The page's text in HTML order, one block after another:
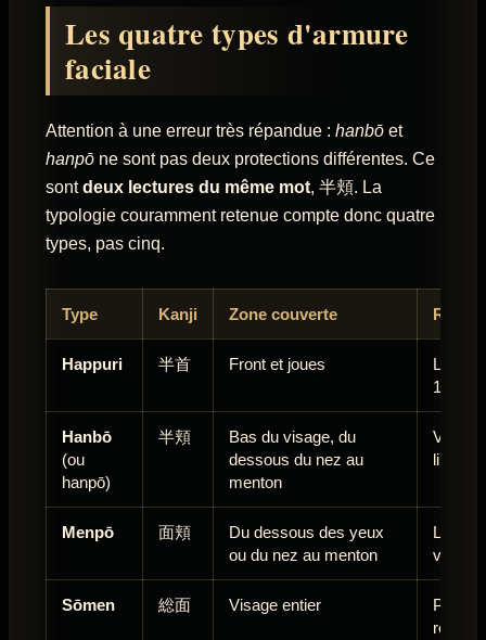
Les quatre types d'armure
faciale
Attention à une erreur très répandue : hanbō et
hanpō ne sont pas deux protections différentes. Ce
sontdeux lectures du même mot, 半頬. La
typologie couramment retenue compte donc quatre
types, pas cinq.
Type Kanji Zone couverte
Happuri 半首 Front et joues
La
10e-
Hanbō
(ou
hanpō)
半頬
Bas du visage, du
dessous du nez au
menton
libre
Menpō 面頬
Du dessous des yeux
ou du nez au menton
Le
vision
Sōmen 総面 Visage entier